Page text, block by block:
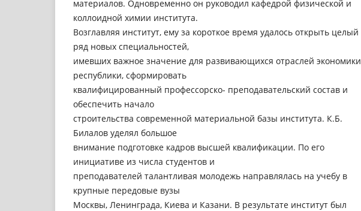
материалов. Одновременно он руководил кафедрой физической и
коллоидной химии института.
Возглавляя институт, ему за короткое время удалось открыть целый
ряд новых специальностей,
имевших важное значение для развивающихся отраслей экономики
республики, сформировать
квалифицированный профессорско- преподавательский состав и
обеспечить начало
строительства современной материальной базы института. К.Б.
Билалов уделял большое
внимание подготовке кадров высшей квалификации. По его
инициативе из числа студентов и
преподавателей талантливая молодежь направлялась на учебу в
крупные передовые вузы
Москвы, Ленинграда, Киева и Казани. В результате институт был